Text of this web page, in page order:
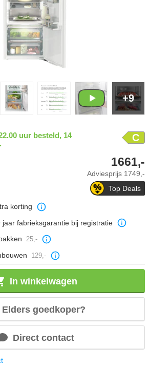
+9
uur besteld, 14
C
Adviesprijs 1749,-
1661,-
Top Deals
korting
jaar fabrieksgarantie bij registratie
25,-
129,-
In winkelwagen
Elders goedkoper?
Direct contact